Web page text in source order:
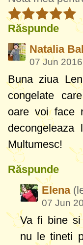
Răspunde
Natalia
07 Jun
Buna ziua
congelate
oare voi face
Multumesc!
Răspunde
Elena
07 Jun
Va fi bine si
nu le tineti